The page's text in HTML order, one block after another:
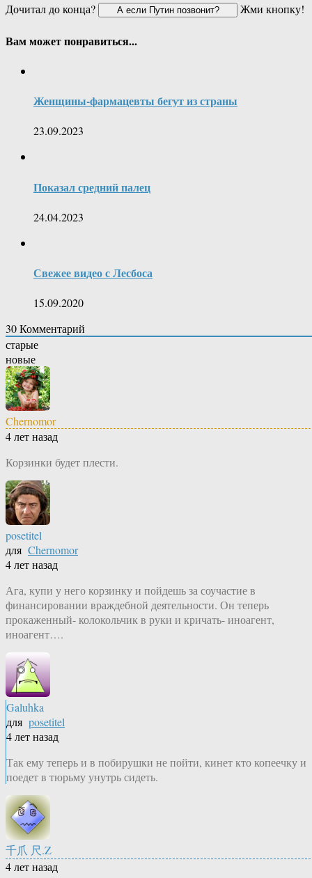
Дочитал до конца?
Жми кнопку!
Вам может понравиться...
Женщины-​фармацевты бегут из страны
23.09.2023
Показал средний палец
24.04.2023
Свежее видео с Лесбоса
15.09.2020
30Комментарий
старые
новые
Chernomor
4 лет назад
Корзинки будет плести.
posetitel
для Chernomor
4 лет назад
Ага, купи у него корзинку и пойдешь за соучастие в
финансировании враждебной деятельности. Он теперь
прокаженный- колокольчик в руки и кричать- иноагент,
иноагент….
Galuhka
для posetitel
4 лет назад
Так ему теперь и в побирушки не пойти, кинет кто копеечку и
поедет в тюрьму унутрь сидеть.
千爪 尺.Z
4 лет назад